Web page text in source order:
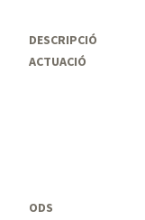
DESCRIPCIÓ
ACTUACIÓ
ODS